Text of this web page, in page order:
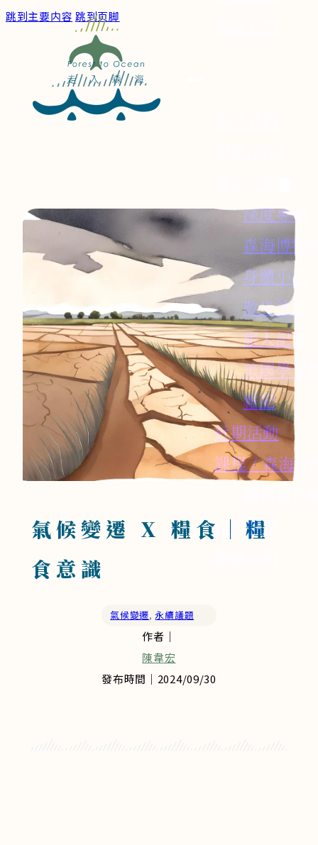
跳到主要内容 跳到页脚
深度專題
森海博物
身體小記
散步筆記
旅人記事
美國學習
雜記
近期活動
課程 / 森海好
影音媒體
氣候變遷 X 糧食｜糧
食意識
氣候變遷,永續議題
作者｜
陳韋宏
發布時間｜2024/09/30